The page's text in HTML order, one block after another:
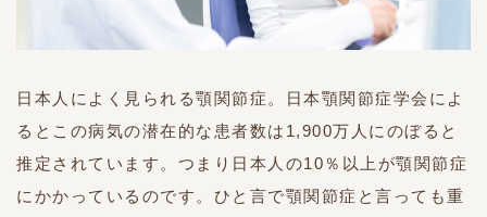
日本人によく見られる顎関節症。日本顎関節症学会によ
るとこの病気の潜在的な患者数は1,900万人にのぼると
推定されています。つまり日本人の10％以上が顎関節症
にかかっているのです。ひと言で顎関節症と言っても重